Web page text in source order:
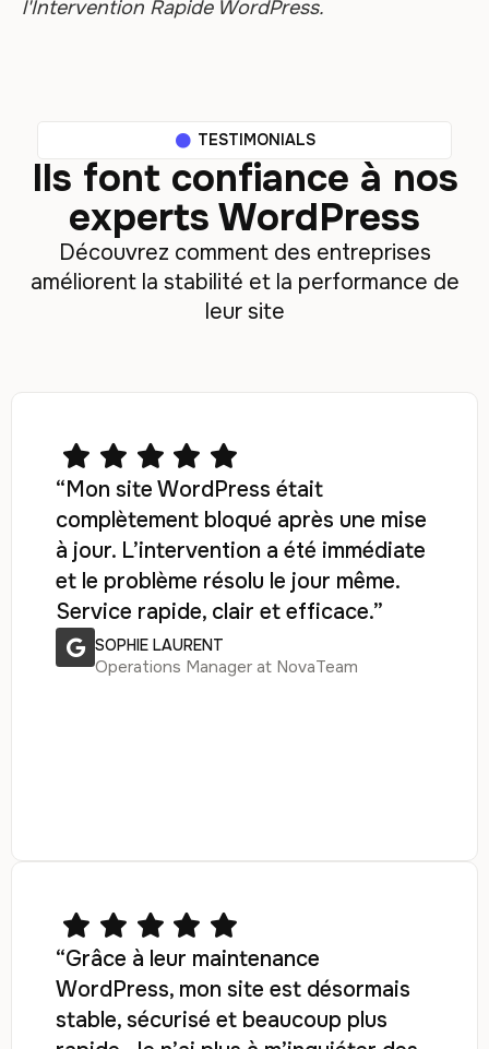
l'Intervention Rapide WordPress.
TESTIMONIALS
Ils font confiance à nos
experts WordPress
Découvrez comment des entreprises
améliorent la stabilité et la performance de
leur site
“Mon site WordPress était
complètement bloqué après une mise
à jour. L’intervention a été immédiate
et le problème résolu le jour même.
Service rapide, clair et efficace.”
SOPHIE LAURENT
Operations Manager at NovaTeam
“Grâce à leur maintenance
WordPress, mon site est désormais
stable, sécurisé et beaucoup plus